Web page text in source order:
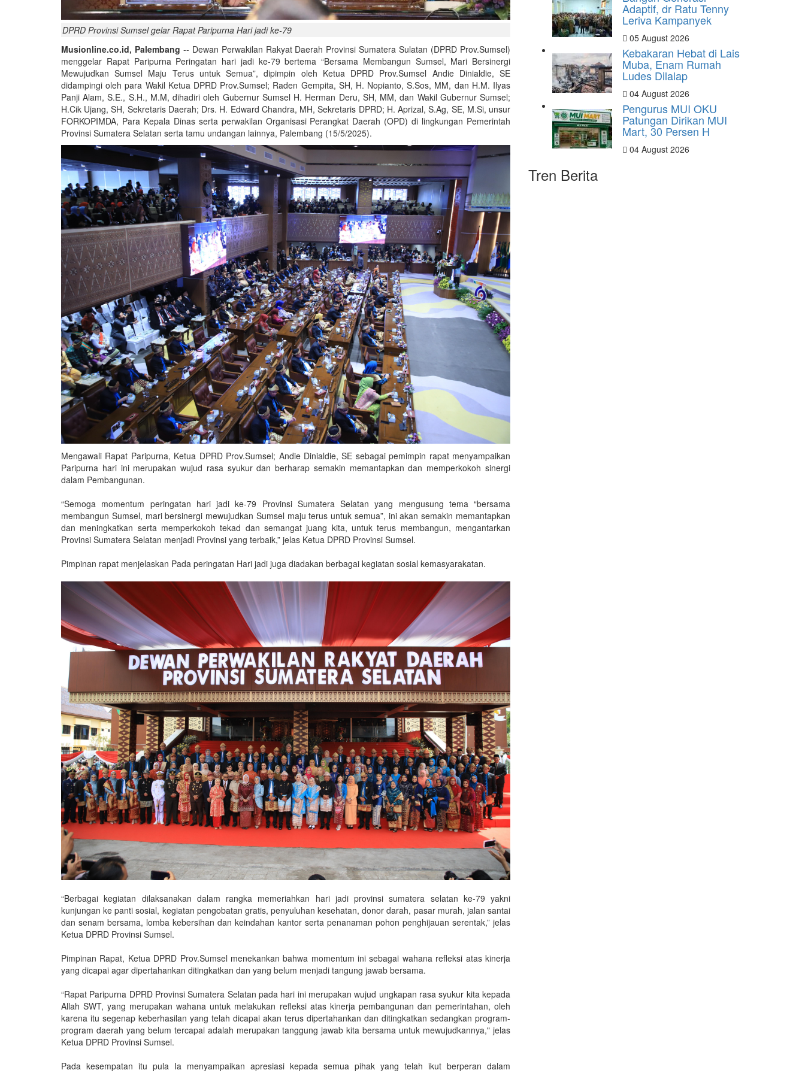
DPRD Provinsi Sumsel gelar Rapat Paripurna Hari jadi ke-79
Musionline.co.id, Palembang -- Dewan Perwakilan Rakyat Daerah Provinsi Sumatera Sulatan (DPRD Prov.Sumsel)
menggelar Rapat Paripurna Peringatan hari jadi ke-79 bertema “Bersama Membangun Sumsel, Mari Bersinergi
Mewujudkan Sumsel Maju Terus untuk Semua”, dipimpin oleh Ketua DPRD Prov.Sumsel Andie Dinialdie, SE
didampingi oleh para Wakil Ketua DPRD Prov.Sumsel; Raden Gempita, SH, H. Nopianto, S.Sos, MM, dan H.M. Ilyas
Panji Alam, S.E., S.H., M.M, dihadiri oleh Gubernur Sumsel H. Herman Deru, SH, MM, dan Wakil Gubernur Sumsel;
H.Cik Ujang, SH, Sekretaris Daerah; Drs. H. Edward Chandra, MH, Sekretaris DPRD; H. Aprizal, S.Ag, SE, M.Si, unsur
FORKOPIMDA, Para Kepala Dinas serta perwakilan Organisasi Perangkat Daerah (OPD) di lingkungan Pemerintah
Provinsi Sumatera Selatan serta tamu undangan lainnya, Palembang (15/5/2025).
Mengawali Rapat Paripurna, Ketua DPRD Prov.Sumsel; Andie Dinialdie, SE sebagai pemimpin rapat menyampaikan
Paripurna hari ini merupakan wujud rasa syukur dan berharap semakin memantapkan dan memperkokoh sinergi
dalam Pembangunan.
“Semoga momentum peringatan hari jadi ke-79 Provinsi Sumatera Selatan yang mengusung tema “bersama
membangun Sumsel, mari bersinergi mewujudkan Sumsel maju terus untuk semua”, ini akan semakin memantapkan
dan meningkatkan serta memperkokoh tekad dan semangat juang kita, untuk terus membangun, mengantarkan
Provinsi Sumatera Selatan menjadi Provinsi yang terbaik,” jelas Ketua DPRD Provinsi Sumsel.
Pimpinan rapat menjelaskan Pada peringatan Hari jadi juga diadakan berbagai kegiatan sosial kemasyarakatan.
“Berbagai kegiatan dilaksanakan dalam rangka memeriahkan hari jadi provinsi sumatera selatan ke-79 yakni
kunjungan ke panti sosial, kegiatan pengobatan gratis, penyuluhan kesehatan, donor darah, pasar murah, jalan santai
dan senam bersama, lomba kebersihan dan keindahan kantor serta penanaman pohon penghijauan serentak,” jelas
Ketua DPRD Provinsi Sumsel.
Pimpinan Rapat, Ketua DPRD Prov.Sumsel menekankan bahwa momentum ini sebagai wahana refleksi atas kinerja
yang dicapai agar dipertahankan ditingkatkan dan yang belum menjadi tangung jawab bersama.
“Rapat Paripurna DPRD Provinsi Sumatera Selatan pada hari ini merupakan wujud ungkapan rasa syukur kita kepada
Allah SWT, yang merupakan wahana untuk melakukan refleksi atas kinerja pembangunan dan pemerintahan, oleh
karena itu segenap keberhasilan yang telah dicapai akan terus dipertahankan dan ditingkatkan sedangkan program-
program daerah yang belum tercapai adalah merupakan tanggung jawab kita bersama untuk mewujudkannya," jelas
Ketua DPRD Provinsi Sumsel.
Pada kesempatan itu pula Ia menyampaikan apresiasi kepada semua pihak yang telah ikut berperan dalam
Adaptif, dr Ratu Tenny
Leriva Kampanyek
05 August 2026
Kebakaran Hebat di Lais
Muba, Enam Rumah
Ludes Dilalap
04 August 2026
Pengurus MUI OKU
Patungan Dirikan MUI
Mart, 30 Persen H
04 August 2026
Tren Berita